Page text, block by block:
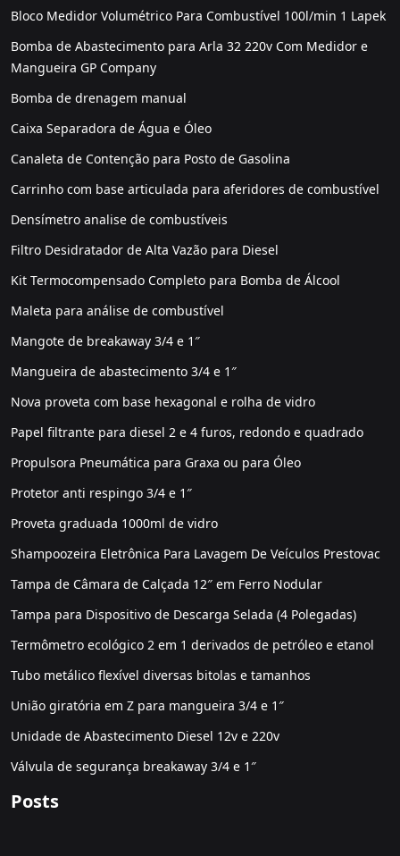
Bloco Medidor Volumétrico Para Combustível 100l/min 1 Lapek
Bomba de Abastecimento para Arla 32 220v Com Medidor e
Mangueira GP Company
Bomba de drenagem manual
Caixa Separadora de Água e Óleo
Canaleta de Contenção para Posto de Gasolina
Carrinho com base articulada para aferidores de combustível
Densímetro analise de combustíveis
Filtro Desidratador de Alta Vazão para Diesel
Kit Termocompensado Completo para Bomba de Álcool
Maleta para análise de combustível
Mangote de breakaway 3/4 e 1″
Mangueira de abastecimento 3/4 e 1″
Nova proveta com base hexagonal e rolha de vidro
Papel filtrante para diesel 2 e 4 furos, redondo e quadrado
Propulsora Pneumática para Graxa ou para Óleo
Protetor anti respingo 3/4 e 1″
Proveta graduada 1000ml de vidro
Shampoozeira Eletrônica Para Lavagem De Veículos Prestovac
Tampa de Câmara de Calçada 12″ em Ferro Nodular
Tampa para Dispositivo de Descarga Selada (4 Polegadas)
Termômetro ecológico 2 em 1 derivados de petróleo e etanol
Tubo metálico flexível diversas bitolas e tamanhos
União giratória em Z para mangueira 3/4 e 1″
Unidade de Abastecimento Diesel 12v e 220v
Válvula de segurança breakaway 3/4 e 1″
Posts